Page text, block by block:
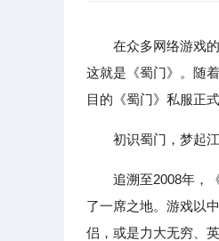
在众多网络游戏
这就是《蜀门》。随
目的《蜀门》私服正
初识蜀门，梦起
追溯至2008年，
了一席之地。游戏以
侣，或是力大无穷、